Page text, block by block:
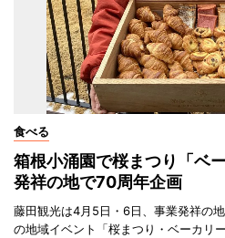
食べる
箱根小涌園で桜まつり「ベ
発祥の地で70周年企画
藤田観光は4月5日・6日、事業発祥の
の地域イベント「桜まつり・ベーカリ